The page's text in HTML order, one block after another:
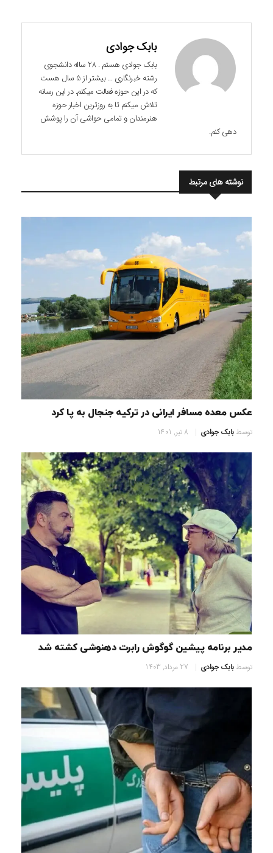
بابک جوادی
بابک جوادی هستم . 28 ساله دانشجوی
رشته خبرنگاری ... بیشتر از 5 سال هست
که در این حوزه فعالت میکنم. در این رسانه
تلاش میکنم تا به روزترین اخبار حوزه
هنرمندان و تمامی حواشی آن را پوشش
دهی کنم.
نوشته های مرتبط
عکس معده مسافر ایرانی در ترکیه جنجال به پا کرد
توسطبابک جوادی 8 تیر, 1401
مدیر برنامه پیشین گوگوش رابرت دهنوشی کشته شد
توسطبابک جوادی 27 مرداد, 1403